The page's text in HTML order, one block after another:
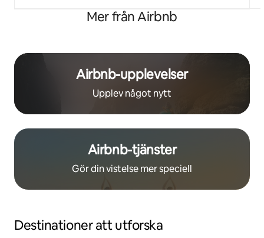
Mer från Airbnb
Airbnb-upplevelser
Upplev något nytt
Airbnb-tjänster
Gör din vistelse mer speciell
Destinationer att utforska